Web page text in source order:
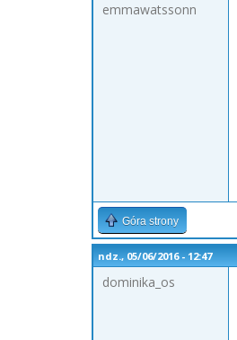
emmawatssonn
Góra strony
ndz., 05/06/2016 - 12:47
dominika_os